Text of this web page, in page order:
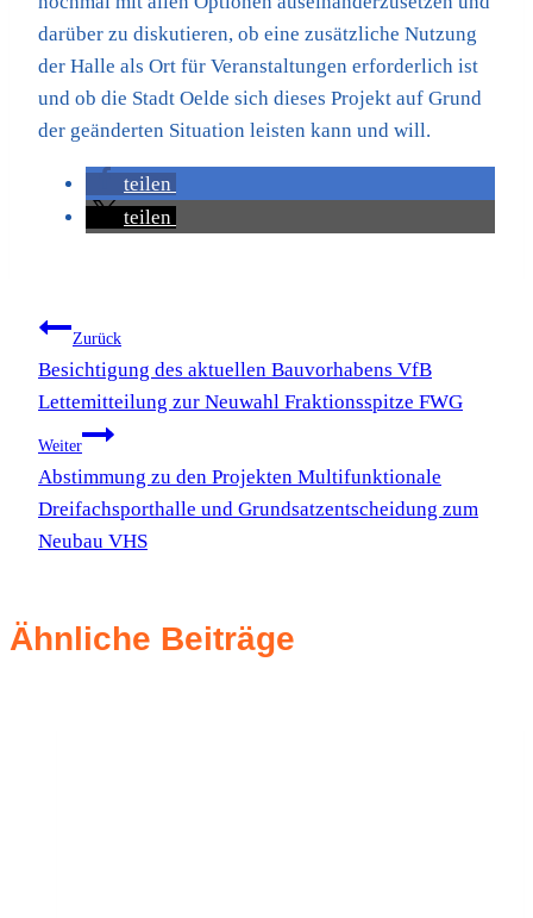
darüber zu diskutieren, ob eine zusätzliche Nutzung
der Halle als Ort für Veranstaltungen erforderlich ist
und ob die Stadt Oelde sich dieses Projekt auf Grund
der geänderten Situation leisten kann und will.
teilen
teilen
Beitragsnavigation
Zurück
Besichtigung des aktuellen Bauvorhabens VfB
Lettemitteilung zur Neuwahl Fraktionsspitze FWG
Weiter
Abstimmung zu den Projekten Multifunktionale
Dreifachsporthalle und Grundsatzentscheidung zum
Neubau VHS
Ähnliche Beiträge